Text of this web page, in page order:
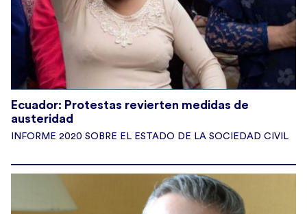
se organizaron 38 debates obligatorios: 17 para
Prefecturas, con 2’810.014 visualizaciones, y 21 para
Alcaldías,
Ecuador: Protestas revierten medidas de
austeridad
INFORME 2020 SOBRE EL ESTADO DE LA SOCIEDAD CIVIL